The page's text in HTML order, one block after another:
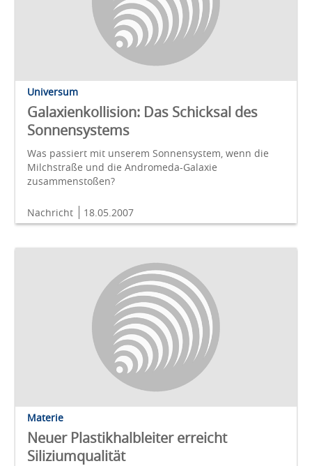
Universum
Galaxienkollision: Das Schicksal des
Sonnensystems
Was passiert mit unserem Sonnensystem, wenn die
Milchstraße und die Andromeda-Galaxie
zusammenstoßen?
Nachricht 18.05.2007
Materie
Neuer Plastikhalbleiter erreicht
Siliziumqualität